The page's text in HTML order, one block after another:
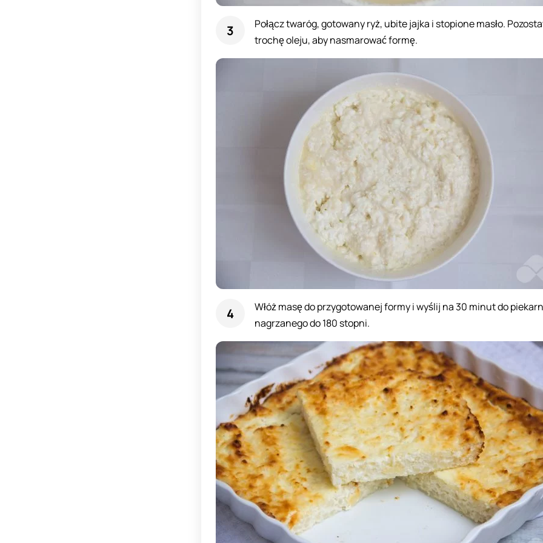
Połącz twaróg, gotowany ryż, ubite jajka i stopione masło.
trochę oleju, aby nasmarować formę.
Włóż masę do przygotowanej formy i wyślij na 30 minut do
nagrzanego do 180 stopni.